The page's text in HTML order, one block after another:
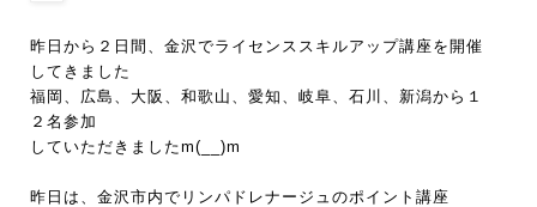
昨日から２日間、金沢でライセンススキルアップ講座を開催
してきました
福岡、広島、大阪、和歌山、愛知、岐阜、石川、新潟から１
２名参加
していただきましたm(__)m
昨日は、金沢市内でリンパドレナージュのポイント講座